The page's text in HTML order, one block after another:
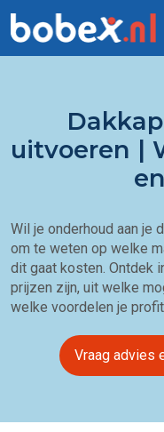
uitvoeren |
Wil je onderhoud aan je
om te weten op welke
dit gaat kosten. Ontdek
prijzen zijn, uit welke
welke voordelen je
Vraag advies